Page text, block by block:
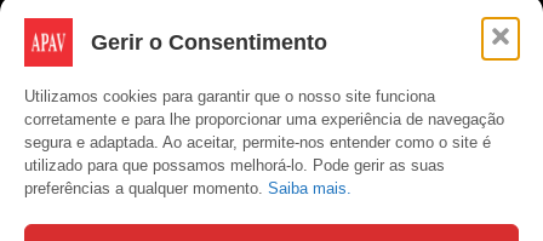
Gerir o Consentimento
Utilizamos cookies para garantir que o nosso site funciona
corretamente e para lhe proporcionar uma experiência de navegação
segura e adaptada. Ao aceitar, permite-nos entender como o site é
utilizado para que possamos melhorá-lo. Pode gerir as suas
preferências a qualquer momento. Saiba mais.